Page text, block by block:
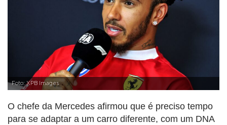
Foto: XPB Images
O chefe da Mercedes afirmou que é preciso tempo
para se adaptar a um carro diferente, com um DNA